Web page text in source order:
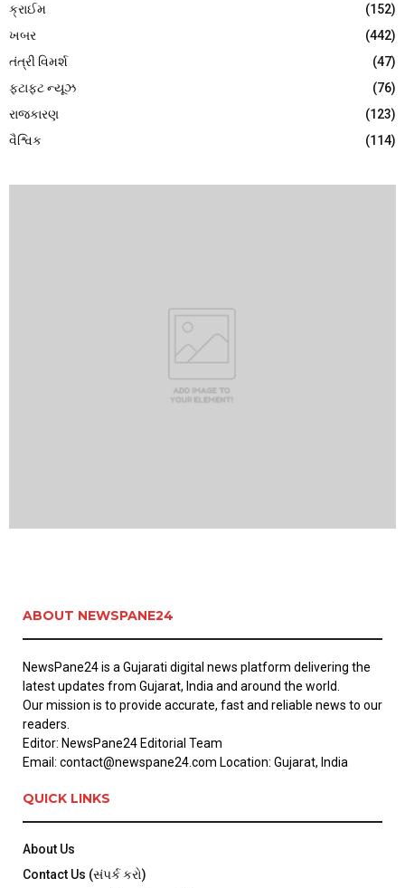
ક્રાઈમ
(152)
ખબર
(442)
તંત્રી વિમર્શ
(47)
ફટાફટ ન્યૂઝ
(76)
રાજકારણ
(123)
વૈશ્વિક
(114)
ABOUT NEWSPANE24
NewsPane24 is a Gujarati digital news platform delivering the
latest updates from Gujarat, India and around the world.
Our mission is to provide accurate, fast and reliable news to our
readers.
Editor: NewsPane24 Editorial Team
Email: contact@newspane24.com Location: Gujarat, India
QUICK LINKS
About Us
Contact Us (સંપર્ક કરો)